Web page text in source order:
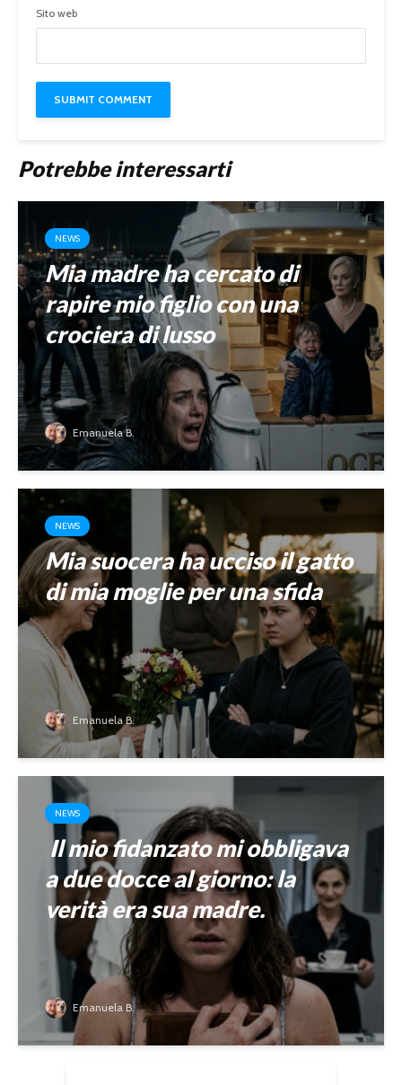
Sito web
Potrebbe interessarti
NEWS
Mia madre ha cercato di
rapire mio figlio con una
crociera di lusso
Emanuela B.
NEWS
Mia suocera ha ucciso il gatto
di mia moglie per una sfida
Emanuela B.
NEWS
Il mio fidanzato mi obbligava
a due docce al giorno: la
verità era sua madre.
Emanuela B.